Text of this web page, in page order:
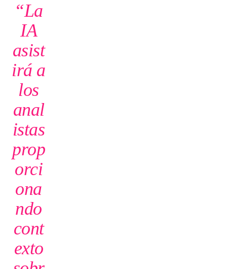
“La
IA
asist
irá a
los
anal
istas
prop
orci
ona
ndo
cont
exto